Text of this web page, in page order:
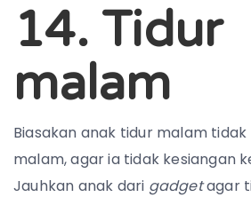
14. Tidur
malam
Biasakan anak tidur malam tidak
malam, agar ia tidak kesiangan
Jauhkan anak dari gadgetagar